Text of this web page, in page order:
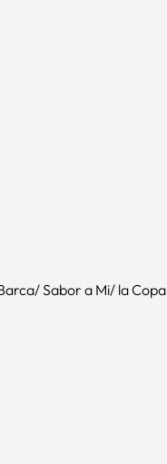
Sabor a Mi/ la